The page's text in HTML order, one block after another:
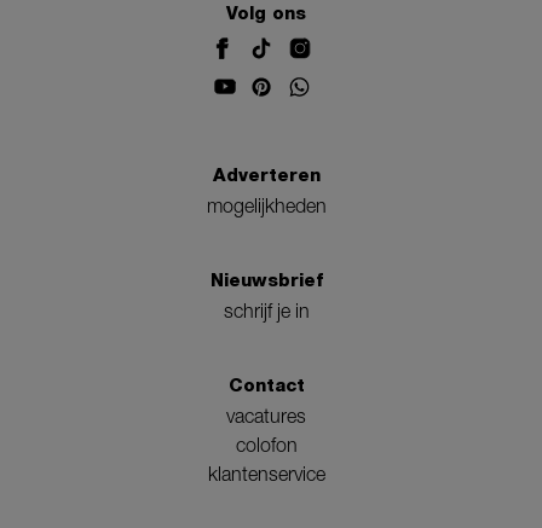
Volg ons
Adverteren
mogelijkheden
Nieuwsbrief
schrijf je in
Contact
vacatures
colofon
klantenservice